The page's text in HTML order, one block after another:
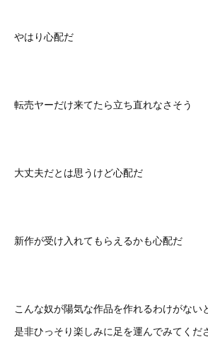
やはり心配だ
転売ヤーだけ来てたら立ち直れなさそう
大丈夫だとは思うけど心配だ
新作が受け入れてもらえるかも心配だ
こんな奴が陽気な作品を作れるわけがない
是非ひっそり楽しみに足を運んでみてくだ